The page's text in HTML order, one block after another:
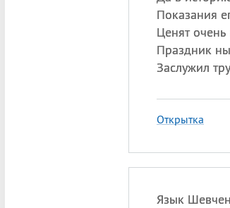
Показания
Ценят
Праздник
Заслужил
Открытка
Язык